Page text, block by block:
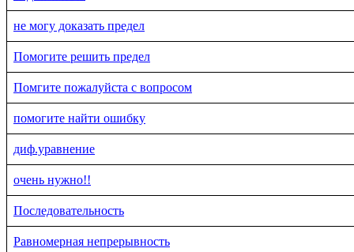
не могу доказать предел
Помогите решить предел
Помгите пожалуйста с вопросом
помогите найти ошибку
диф.уравнение
очень нужно!!
Последовательность
Равномерная непрерывность